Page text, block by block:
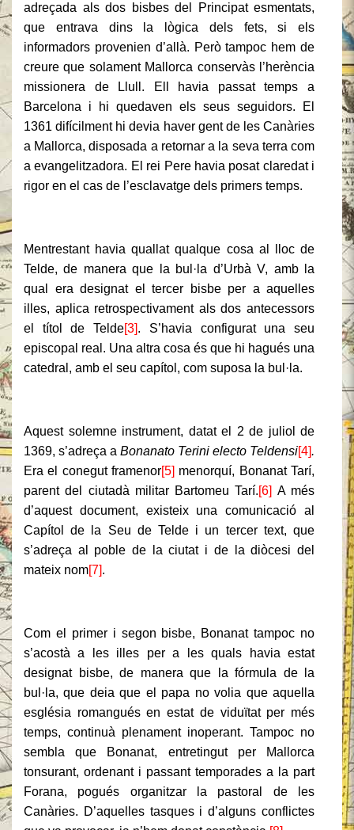
adreçada als dos bisbes del Principat esmentats,
que entrava dins la lògica dels fets, si els
informadors provenien d’allà. Però tampoc hem de
creure que solament Mallorca conservàs l’herència
missionera de Llull. Ell havia passat temps a
Barcelona i hi quedaven els seus seguidors. El
1361 difícilment hi devia haver gent de les Canàries
a Mallorca, disposada a retornar a la seva terra com
a evangelitzadora. El rei Pere havia posat claredat i
rigor en el cas de l’esclavatge dels primers temps.
Mentrestant havia quallat qualque cosa al lloc de
Telde, de manera que la bul·la d’Urbà V, amb la
qual era designat el tercer bisbe per a aquelles
illes, aplica retrospectivament als dos antecessors
el títol de Telde[3]. S’havia configurat una seu
episcopal real. Una altra cosa és que hi hagués una
catedral, amb el seu capítol, com suposa la bul·la.
Aquest solemne instrument, datat el 2 de juliol de
1369, s’adreça a Bonanato Terini electo Teldensi[4].
Era el conegut framenor[5] menorquí, Bonanat Tarí,
parent del ciutadà militar Bartomeu Tarí.[6] A més
d’aquest document, existeix una comunicació al
Capítol de la Seu de Telde i un tercer text, que
s’adreça al poble de la ciutat i de la diòcesi del
mateix nom[7].
Com el primer i segon bisbe, Bonanat tampoc no
s’acostà a les illes per a les quals havia estat
designat bisbe, de manera que la fórmula de la
bul·la, que deia que el papa no volia que aquella
església romangués en estat de viduïtat per més
temps, continuà plenament inoperant. Tampoc no
sembla que Bonanat, entretingut per Mallorca
tonsurant, ordenant i passant temporades a la part
Forana, pogués organitzar la pastoral de les
Canàries. D’aquelles tasques i d’alguns conflictes